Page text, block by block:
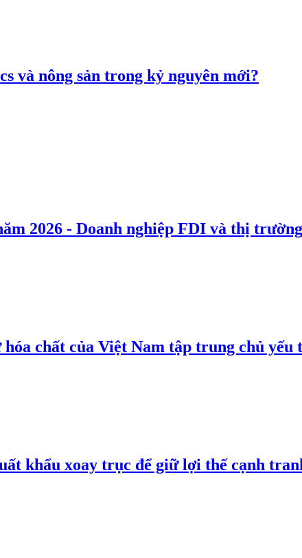
và nông sản trong kỷ nguyên mới?
2026 - Doanh nghiệp FDI và thị
hóa chất của Việt Nam tập trung chủ
khẩu xoay trục để giữ lợi thế cạnh